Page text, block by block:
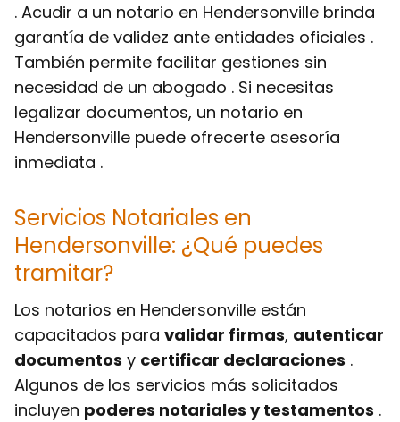
. Acudir a un notario en Hendersonville brinda
garantía de validez ante entidades oficiales .
También permite facilitar gestiones sin
necesidad de un abogado . Si necesitas
legalizar documentos, un notario en
Hendersonville puede ofrecerte asesoría
inmediata .
Servicios Notariales en
Hendersonville: ¿Qué puedes
tramitar?
Los notarios en Hendersonville están
capacitados para validar firmas, autenticar
documentos y certificar declaraciones .
Algunos de los servicios más solicitados
incluyen poderes notariales y testamentos .